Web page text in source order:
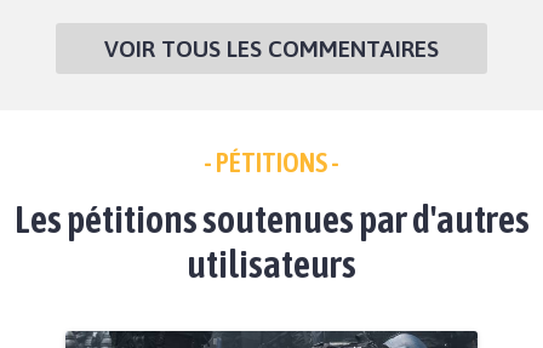
VOIR TOUS LES COMMENTAIRES
- PÉTITIONS -
Les pétitions soutenues par d'autres
utilisateurs